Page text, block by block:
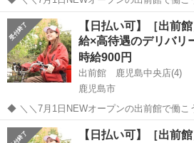
たSTAFFが多く在籍しています!! 分からな
にお教えします♪ ＼＼出来立ての美味しい料理をお客様に／／ ピザや
お寿司、...
鹿児島 鹿児島市 デリバリー 出前館
【日払い可】［出前
給×高待遇のデリバリ
時給900円
出前館 鹿児島中央店(4)
鹿児島市
◆ ＼＼7月1日NEWオープンの出前館で働こう／／ ◆ 未
たSTAFFが多く在籍しています!! 分からな
にお教えします♪ ＼＼出来立ての美味しい料理をお客様に／／ ピザや
鹿児島 鹿児島市 デリバリー スタ
【日払い可】［出前